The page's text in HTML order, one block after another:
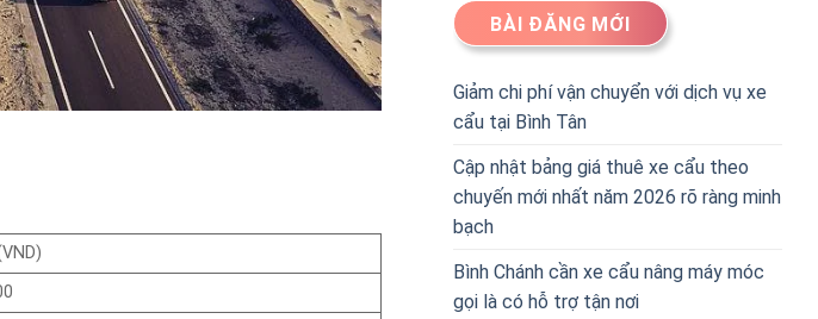
BÀI ĐĂNG MỚI
Giảm chi phí vận chuyển với dịch vụ xe
cẩu tại Bình Tân
Cập nhật bảng giá thuê xe cẩu theo
chuyến mới nhất năm 2026 rõ ràng minh
bạch
Bình Chánh cần xe cẩu nâng máy móc
gọi là có hỗ trợ tận nơi